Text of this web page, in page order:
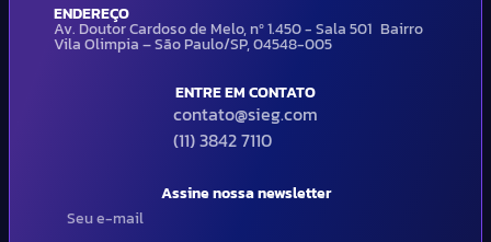
ENDEREÇO
Av. Doutor Cardoso de Melo, nº 1.450 - Sala 501 Bairro
Vila Olimpia – São Paulo/SP, 04548-005
ENTRE EM CONTATO
contato@sieg.com
(11) 3842 7110
Assine nossa newsletter